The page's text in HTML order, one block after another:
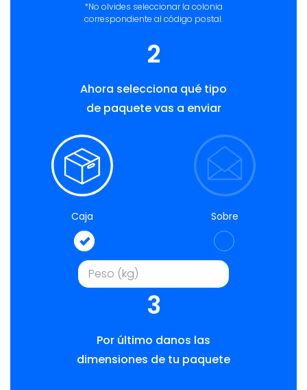
*No olvides seleccionar la colonia
correspondiente al código postal.
2
Ahora selecciona qué tipo
de paquete vas a enviar
Caja Sobre
3
Por último danos las
dimensiones de tu paquete